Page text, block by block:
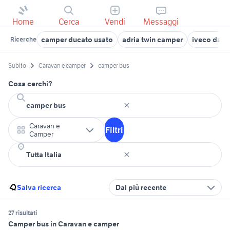
Home Cerca Vendi Messaggi
Ricerche camper ducato usato adria twin camper iveco
Subito Caravan e camper camper bus
Cosa cerchi?
Caravan e
Camper
Filtri
Salva ricerca Dal più recente
27 risultati
Camper bus in Caravan e camper